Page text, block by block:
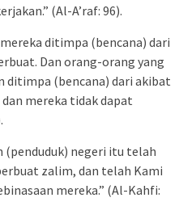
(Al-A’raf: 96).
ditimpa (bencana) dari
Dan orang-orang yang
ditimpa (bencana) dari akibat
mereka tidak dapat
(penduduk) negeri itu telah
zalim, dan telah Kami
mereka.” (Al-Kahfi: